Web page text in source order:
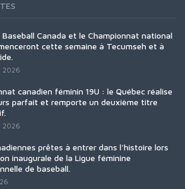
Baseball Canada et le Championnat national
cette semaine à Tecumseh et à
2026
canadien féminin 19U : le Québec réalise
parfait et remporte un deuxième titre
2026
prêtes à entrer dans l'histoire lors
inaugurale de la Ligue féminine
de baseball.